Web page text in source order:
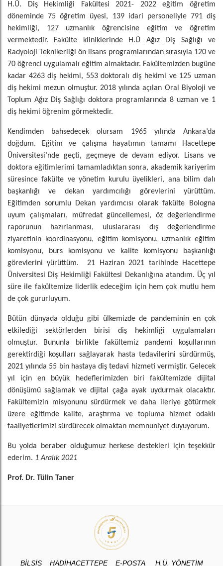
H.Ü. Diş Hekimliği Fakültesi 2021- 2022 eğitim öğretim
döneminde 75 öğretim üyesi, 139 idari personeliyle 791 diş
hekimliği, 127 uzmanlık öğrencisine eğitim ve öğretim
vermektedir. Fakülte kliniklerinde H.Ü Ağız Diş Sağlığı ve
Radyoloji Teknikerliği ön lisans programlarından sırasıyla 120 ve
70 öğrenci uygulamalı eğitim almaktadır. Fakültemizden bugüne
kadar 4263 diş hekimi, 553 doktoralı diş hekimi ve 125 uzman
diş hekimi mezun olmuştur. 2018 yılında açılan Oral Biyoloji ve
Toplum Ağız Diş Sağlığı doktora programlarında 8 uzman ve 1
diş hekimi öğrenim görmektedir.
Kendimden bahsedecek olursam 1965 yılında Ankara’da
doğdum. Eğitim ve çalışma hayatımın tamamı Hacettepe
Üniversitesi’nde geçti, geçmeye de devam ediyor. Lisans ve
doktora eğitimlerimi tamamladıktan sonra, akademik kariyerim
süresince fakülte ve yönetim kurulu üyelikleri, ana bilim dalı
başkanlığı ve dekan yardımcılığı görevlerini yürüttüm.
Eğitimden sorumlu Dekan yardımcısı olarak fakülte Bologna
uyum çalışmaları, müfredat güncellemesi, öz değerlendirme
raporunun hazırlanması, uluslararası dış değerlendirme
ziyaretinin koordinasyonu, eğitim komisyonu, uzmanlık eğitim
komisyonu, burs komisyonu ve kalite komisyonu başkanlığı
görevlerini yürüttüm. 21 Haziran 2021 tarihinde Hacettepe
Üniversitesi Diş Hekimliği Fakültesi Dekanlığına atandım. Üç yıl
süre ile fakültemize liderlik edeceğim için hem çok mutlu hem
de çok gururluyum.
Bütün dünyada olduğu gibi ülkemizde de pandeminin en çok
etkilediği sektörlerden birisi diş hekimliği uygulamaları
olmuştur. Bununla birlikte fakültemiz pandemi koşullarının
gerektirdiği koşulları sağlayarak hasta tedavilerini sürdürmüş,
2021 yılında 55 bin hastaya diş tedavi hizmeti vermiştir. Gelecek
yıl için en büyük hedeflerimizden biri fakültemizde dijital
dönüşümü sağlamak ve dijital çağa ayak uydurmak olacaktır.
Fakültemizin misyonunu sürdürmek ve daha ileriye götürmek
üzere eğitimde kalite, araştırma ve topluma hizmet odaklı
faaliyetlerimizi sürdürecek olmaktan memnuniyet duyuyorum.
Bu yolda beraber olduğumuz herkese destekleri için teşekkür
ederim. 1 Aralık 2021
Prof. Dr. Tülin Taner
BİLSİS HADİHACETTEPE E-POSTA H.Ü. YÖNETİM